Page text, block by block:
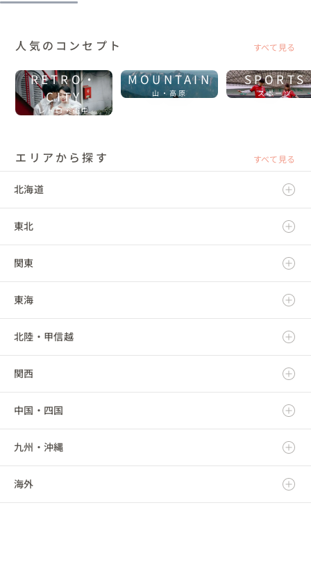
人気のコンセプト すべて見る
RETRO・
CITY
レトロ・街中
MOUNTAIN
山・高原
SPORTS
スポーツ
エリアから探す すべて見る
北海道
北海道
東北
青森県
岩手県
宮城県
秋田県
山形県
福島県
関東
茨城県
栃木県
群馬県
埼玉県
千葉県
東京都
東海
岐阜県
静岡県
愛知県
三重県
北陸・甲信越
新潟県
富山県
石川県
福井県
関西
滋賀県
京都府
大阪府
中国・四国
鳥取県
島根県
九州・沖縄
福岡県
海外